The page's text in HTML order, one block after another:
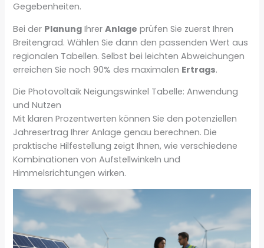
Gegebenheiten.
Bei der Planung IhrerAnlage prüfen Sie zuerst Ihren
Breitengrad. Wählen Sie dann den passenden Wert aus
regionalen Tabellen. Selbst bei leichten Abweichungen
erreichen Sie noch 90% des maximalen Ertrags.
Die Photovoltaik Neigungswinkel Tabelle: Anwendung
und Nutzen
Mit klaren Prozentwerten können Sie den potenziellen
Jahresertrag Ihrer Anlage genau berechnen. Die
praktische Hilfestellung zeigt Ihnen, wie verschiedene
Kombinationen von Aufstellwinkeln und
Himmelsrichtungen wirken.